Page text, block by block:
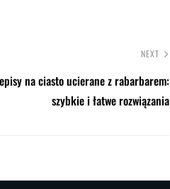
NEXT
na ciasto ucierane z rabarbarem:
szybkie i łatwe rozwiązania